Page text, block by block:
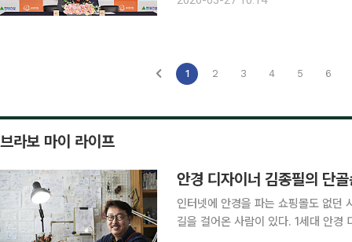
와 ‘압구정5구역 재건축사업’ 협력
1 2 3 4 5 6
브라보 마이 라이프
안경 디자이너 김종필의 단
인터넷에 안경을 파는 쇼핑몰도 없던
길을 걸어온 사람이 있다. 1세대 안경